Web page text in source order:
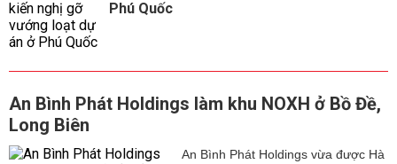
Phú Quốc
An Bình Phát Holdings làm khu NOXH ở Bồ Đề,
Long Biên
An Bình Phát Holdings vừa được Hà